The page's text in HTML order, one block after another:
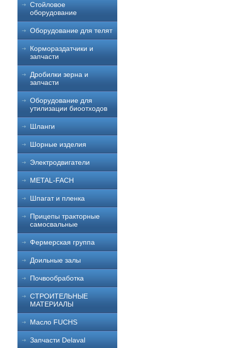
Стойловое
оборудование
Оборудование для телят
Кормораздатчики и
запчасти
Дробилки зерна и
запчасти
Оборудование для
утилизации биоотходов
Шланги
Шорные изделия
Электродвигатели
METAL-FACH
Шпагат и пленка
Прицепы тракторные
самосвальные
Фермерская группа
Доильные залы
Почвообработка
СТРОИТЕЛЬНЫЕ
МАТЕРИАЛЫ
Масло FUCHS
Запчасти Delaval